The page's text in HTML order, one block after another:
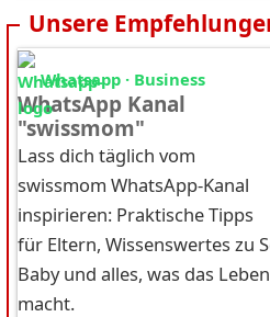
Unsere
Whatsapp · Business
WhatsApp Kanal
"swissmom"
Lass dich täglich vom
swissmom WhatsApp-Kanal
inspirieren: Praktische Tipps
für Eltern, Wissenswertes zu
Baby und alles, was das
macht.